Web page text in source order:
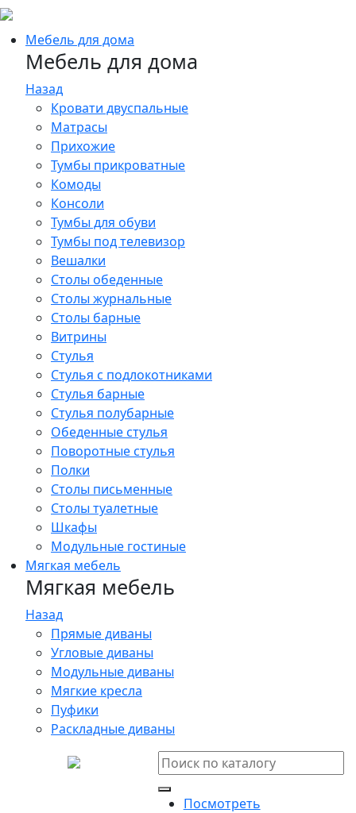
Мебель для дома
Мебель для дома
Назад
Кровати двуспальные
Матрасы
Прихожие
Тумбы прикроватные
Комоды
Консоли
Тумбы для обуви
Тумбы под телевизор
Вешалки
Столы обеденные
Столы журнальные
Столы барные
Витрины
Стулья
Стулья с подлокотниками
Стулья барные
Стулья полубарные
Обеденные стулья
Поворотные стулья
Полки
Столы письменные
Столы туалетные
Шкафы
Модульные гостиные
Мягкая мебель
Мягкая мебель
Назад
Прямые диваны
Угловые диваны
Модульные диваны
Мягкие кресла
Пуфики
Раскладные диваны
Посмотреть